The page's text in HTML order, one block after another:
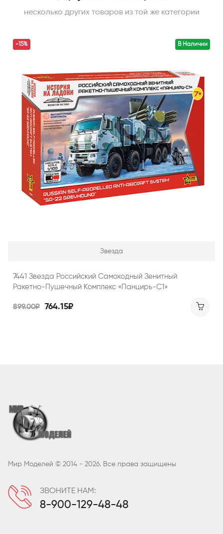
несколько других товаров из той же категории
В Наличии
-15%
Звезда
7441 Звезда Российский Самоходный Зенитный
Ракетно-Пушечный Комплекс «Панцирь-С1»
899.00₽ 764.15₽
Мир Моделей © 2014 - 2026. Все права защищены
ЗВОНИТЕ НАМ:
8-900-129-48-48